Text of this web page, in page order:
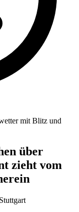
mit Blitz und
über
zieht vom